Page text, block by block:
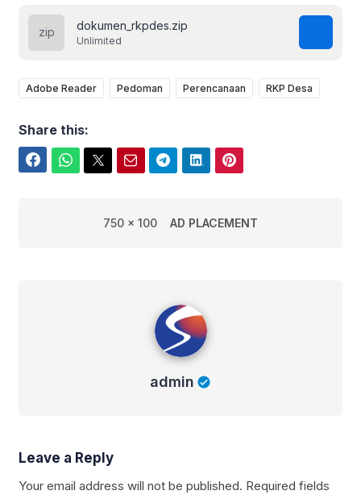
dokumen_rkpdes.zip
Unlimited
Adobe Reader Pedoman Perencanaan RKP Desa
Share this:
750 x 100 AD PLACEMENT
admin
Leave a Reply
Your email address will not be published. Required fields